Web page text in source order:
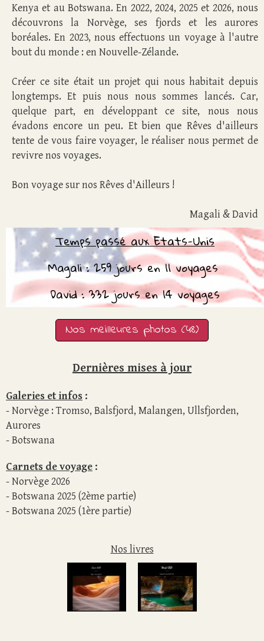
Kenya et au Botswana. En 2022, 2024, 2025 et 2026, nous
découvrons la Norvège, ses fjords et les aurores
boréales. En 2023, nous effectuons un voyage à l'autre
bout du monde : en Nouvelle-Zélande.
Créer ce site était un projet qui nous habitait depuis
longtemps. Et puis nous nous sommes lancés. Car,
quelque part, en développant ce site, nous nous
évadons encore un peu. Et bien que Rêves d'ailleurs
tente de vous faire voyager, le réaliser nous permet de
revivre nos voyages.
Bon voyage sur nos Rêves d'Ailleurs !
Magali & David
Temps passé aux Etats-Unis
Magali : 259 jours en 11 voyages
David : 332 jours en 14 voyages
Nos meilleures photos (48)
Dernières mises à jour
Galeries et infos :
- Norvège :Tromso, Balsfjord, Malangen, Ullsfjorden,
Aurores
-Botswana
Carnets de voyage :
-Norvège 2026
-Botswana 2025 (2ème partie)
-Botswana 2025 (1ère partie)
Nos livres